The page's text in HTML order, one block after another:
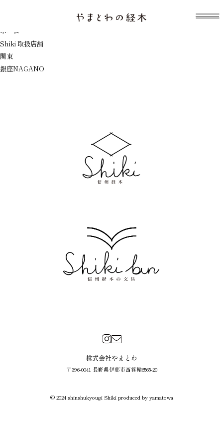
ホーム
Shiki 取扱店舗
関東
銀座NAGANO
株式会社やまとわ
〒396-0041 長野県伊那市西箕輪6565-20
© 2024 shinshukyougi Shiki produced by yamatowa